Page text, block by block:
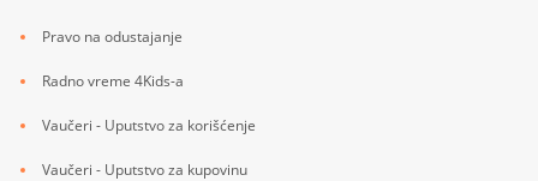
Pravo na odustajanje
Radno vreme 4Kids-a
Vaučeri - Uputstvo za korišćenje
Vaučeri - Uputstvo za kupovinu